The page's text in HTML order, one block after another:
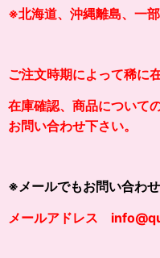
※北海道、沖縄離島、一部
ご注文時期によって稀に
在庫確認、商品について
お問い合わせ下さい。
※メールでもお問い合わ
メールアドレス